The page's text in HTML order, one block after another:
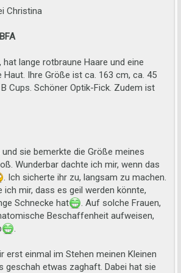
Christina
hat lange rotbraune Haare und eine
Ihre Größe ist ca. 163 cm, ca. 45
Cups. Schöner Optik-Fick. Zudem ist
sie bemerkte die Größe meines
Wunderbar dachte ich mir, wenn das
. Ich sicherte ihr zu, langsam zu machen.
mir, dass es geil werden könnte,
Schnecke hat
. Auf solche Frauen,
Beschaffenheit aufweisen,
.
erst einmal im Stehen meinen Kleinen
geschah etwas zaghaft. Dabei hat sie